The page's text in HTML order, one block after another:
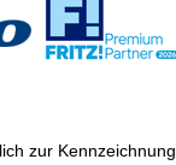
zur Kennzeichnung